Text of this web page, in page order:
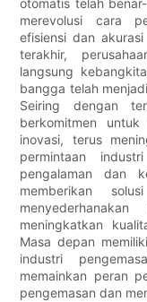
otomatis telah
merevolusi cara
efisiensi dan
terakhir,
langsung
bangga telah
Seiring dengan
berkomitmen
inovasi, terus
permintaan
pengalaman dan
memberikan
meningkatkan
Masa depan
industri
memainkan peran
pengemasan dan